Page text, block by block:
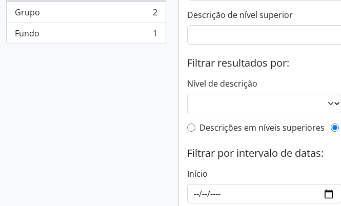
Grupo
, 2 resultados
2
Fundo
, 1 resultados 1
Descrição de nível superior
Filtrar resultados por:
Nível de descrição
Filtro de descrição de
Descrições em níveis superiores
Filtrar por intervalo de datas:
Início